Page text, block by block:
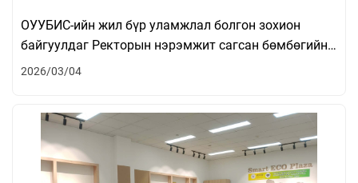
ОУУБИС-ийн жил бүр уламжлал болгон зохион
байгуулдаг Ректорын нэрэмжит сагсан бөмбөгийн
тэмцээн амжилттай болж өндөрлөлөө.
2026/03/04